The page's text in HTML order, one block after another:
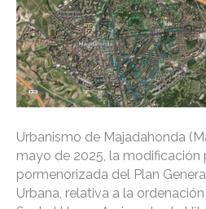
Urbanismo de Majadahonda
mayo de 2025, la
pormenorizada del Plan
Urbana, relativa a la